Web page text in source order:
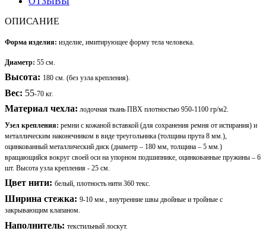
ОПИСАНИЕ
Форма изделия: изделие, имитирующее форму тела человека.
Диаметр: 55 см.
Высота: 180 см. (без узла крепления).
Вес: 55-70 кг.
Материал чехла: лодочная ткань ПВХ плотностью 950-1100 гр/м2.
Узел крепления: ремни с кожаной вставкой (для сохранения ремня от истирания) и
металлическим наконечником в виде треугольника (толщина прута 8 мм.),
оцинкованный металлический диск (диаметр – 180 мм, толщина – 5 мм.)
вращающийся вокруг своей оси на упорном подшипнике, оцинкованные пружины – 6
шт. Высота узла крепления - 25 см.
Цвет нити: белый, плотность нити 360 текс.
Ширина стежка: 9-10 мм., внутренние швы двойные и тройные с
закрывающим клапаном.
Наполнитель: текстильный лоскут.